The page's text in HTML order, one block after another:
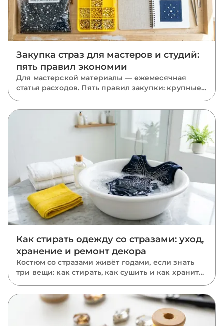
Закупка страз для мастеров и студий:
пять правил экономии
Для мастерской материалы — ежемесячная
статья расходов. Пять правил закупки: крупные
там, где он уместен, и одна партия на проект.
Как стирать одежду со стразами: уход,
хранение и ремонт декора
Костюм со стразами живёт годами, если знать
три вещи: как стирать, как сушить и как хранить.
и машинная стирка, глажка, хранение и ремонт
отклеившихся камней.